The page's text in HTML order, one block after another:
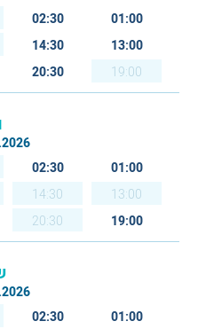
01:00
02:30
13:00
14:30
19:00
20:30
01:00
02:30
13:00
14:30
19:00
20:30
01:00
02:30